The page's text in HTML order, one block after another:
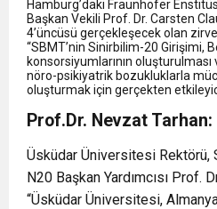
Hamburg’daki Fraunhofer
Başkan Vekili Prof. Dr. Carsten
4’üncüsü gerçekleşecek olan
“SBMT’nin Sinirbilim-20 Girişimi,
konsorsiyumlarının oluşturulması
nöro-psikiyatrik bozukluklarla
oluşturmak için gerçekten
Prof.Dr. Nevzat Tarhan:
Üsküdar Üniversitesi Rektörü,
N20 Başkan Yardımcısı Prof.
“Üsküdar Üniversitesi,